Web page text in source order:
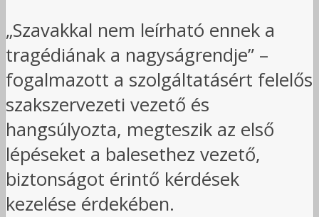
„Szavakkal nem leírható ennek a
tragédiának a nagyságrendje” –
fogalmazott a szolgáltatásért felelős
szakszervezeti vezető és
hangsúlyozta, megteszik az első
lépéseket a balesethez vezető,
biztonságot érintő kérdések
kezelése érdekében.